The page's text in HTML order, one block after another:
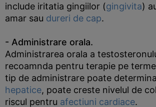
include iritatia gingiilor (gingivita)
amar sau dureri de cap.
- Administrare orala.
Administrarea orala a
recoamnda pentru terapie pe
tip de administrare poate determina
hepatice, poate creste nivelul de
riscul pentru afectiuni cardiace.